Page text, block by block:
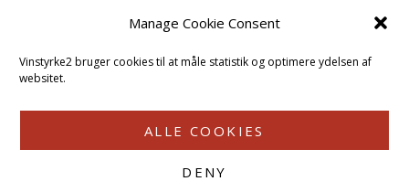
Manage Cookie Consent
Vinstyrke2 bruger cookies til at måle statistik og optimere ydelsen af
websitet.
ALLE COOKIES
DENY
Rosévin: Forfriskende bagatel
Rosévin: Sødmen hænger i munden
COPYRIGHT © 2026 · VINSTYRKE2